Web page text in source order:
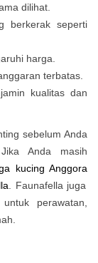
dilihat.
berkerak seperti
harga.
terbatas.
kualitas dan
sebelum Anda
Anda masih
kucing Anggora
. Faunafella juga
untuk perawatan,